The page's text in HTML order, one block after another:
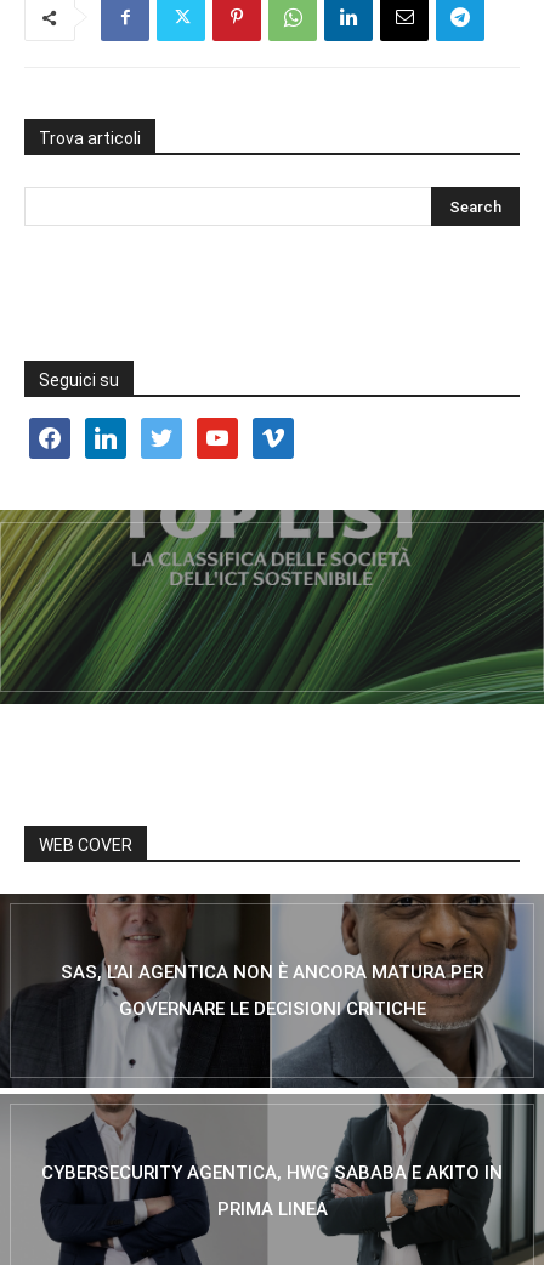
Trova articoli
Seguici su
facebooklinkedin twitter youtube vimeo
WEB COVER
SAS, L’AI AGENTICA NON È ANCORA MATURA PER
GOVERNARE LE DECISIONI CRITICHE
CYBERSECURITY AGENTICA, HWG SABABA E AKITO IN
PRIMA LINEA